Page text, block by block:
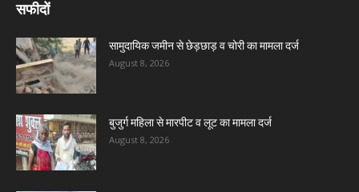
सफीदों
सामुदायिक जमीन से छेड़छाड़ व चोरी का मामला दर्ज
August 8, 2026
बुजुर्ग महिला से मारपीट व लूट का मामला दर्ज
August 8, 2026